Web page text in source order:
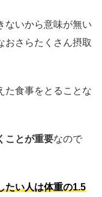
ないから意味が無い
おさらたくさん摂取
た食事をとることな
ことが重要なので
たい人は体重の1.5